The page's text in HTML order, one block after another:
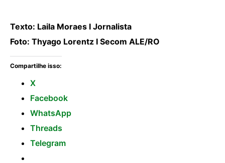
Texto: Laila Moraes I Jornalista
Foto: Thyago Lorentz I Secom ALE/RO
Compartilhe isso:
X
Facebook
WhatsApp
Threads
Telegram